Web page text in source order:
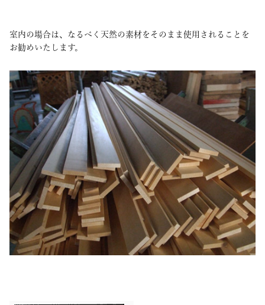
室内の場合は、なるべく天然の素材をそのまま使用されることを
お勧めいたします。